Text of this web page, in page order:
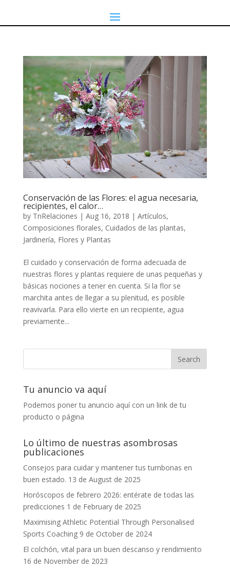
Conservación de las Flores: el agua necesaria,
recipientes, el calor…
by TnRelaciones | Aug 16, 2018 | Artículos,
Composiciones florales, Cuidados de las plantas,
Jardinería, Flores y Plantas
El cuidado y conservación de forma adecuada de
nuestras flores y plantas requiere de unas pequeñas y
básicas nociones a tener en cuenta. Si la flor se
marchita antes de llegar a su plenitud, es posible
reavivarla. Para ello vierte en un recipiente, agua
previamente...
Tu anuncio va aquí
Podemos poner tu anuncio aquí con un link de tu
producto o página
Lo último de nuestras asombrosas
publicaciones
Consejos para cuidar y mantener tus tumbonas en
buen estado. 13 de August de 2025
Horóscopos de febrero 2026: entérate de todas las
predicciones 1 de February de 2025
Maximising Athletic Potential Through Personalised
Sports Coaching 9 de October de 2024
El colchón, vital para un buen descanso y rendimiento
16 de November de 2023